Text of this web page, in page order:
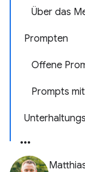
Über das
Prompten
Offene
Prompts